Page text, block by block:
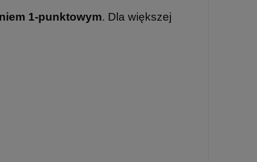
1-punktowym. Dla większej